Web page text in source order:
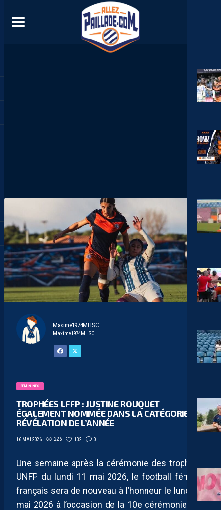
Maxime1974MHSC
Maxime1974MHSC
FÉMININES
TROPHÉES LFFP : JUSTINE ROUQUET
ÉGALEMENT NOMMÉE DANS LA CATÉGORIE
RÉVÉLATION DE L’ANNÉE
16 MAI 2026 226 132 0
Une semaine après la cérémonie des trophées
UNFP du lundi 11 mai 2026, le football féminin
français sera de nouveau à l’honneur le lundi 18
mai 2026 à l’occasion de la 10e cérémonie des